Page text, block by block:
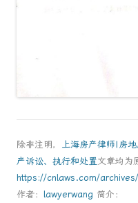
除非注明，
上海房产律师|房
产诉讼、执行和处置文章均为
https://cnlaws.com/
作者： lawyerwang 简介：